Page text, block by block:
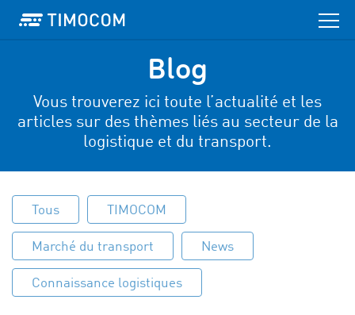
Blog
Vous trouverez ici toute l’actualité et les
articles sur des thèmes liés au secteur de la
logistique et du transport.
Tous TIMOCOM
Marché du transport News
Connaissance logistiques